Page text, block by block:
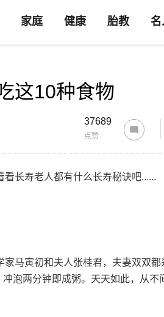
家庭 健康 胎教 名
这10种食物
37689
点赞
长寿老人都有什么长寿秘诀吧......
马寅初和夫人张桂君，夫妻双双
泡两分钟即成粥。天天如此，从不